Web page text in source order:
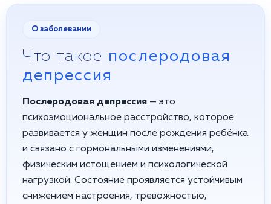
О заболевании
Что такое послеродовая
депрессия
Послеродовая депрессия — это
психоэмоциональное расстройство, которое
развивается у женщин после рождения ребёнка
и связано с гормональными изменениями,
физическим истощением и психологической
нагрузкой. Состояние проявляется устойчивым
снижением настроения, тревожностью,